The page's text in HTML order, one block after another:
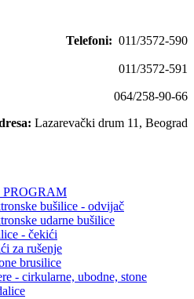
Telefoni: 011/3572-590
011/3572-591
064/258-90-66
Lazarevački drum 11, Beograd
bušilice - odvijač
udarne bušilice
- čekići
za rušenje
brusilice
- cirkularne, ubodne, stone